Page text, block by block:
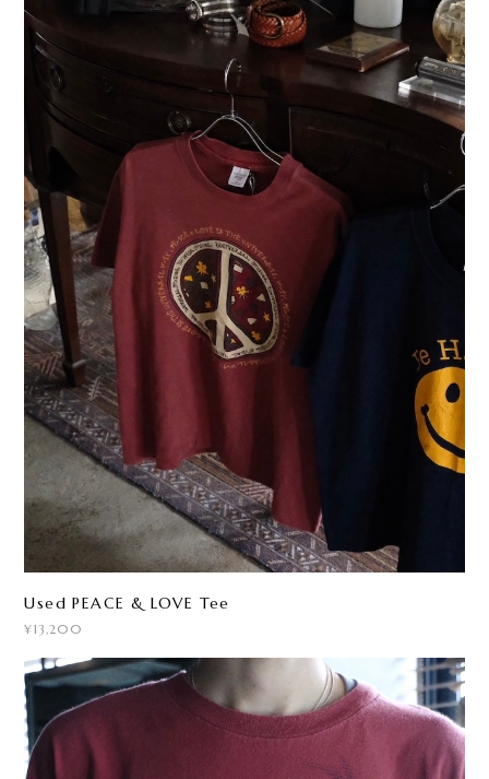
Used PEACE & LOVE Tee
¥13,200